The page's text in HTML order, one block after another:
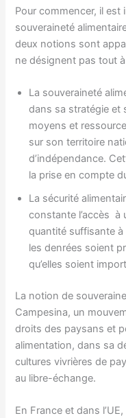
Pour commencer, il
souveraineté
deux notions sont
ne désignent pas tout
La souveraineté
dans sa stratégie et
moyens et
sur son territoire
d’indépendance.
la prise en compte
La sécurité
constante l’accès à
quantité suffisante
les denrées soient
qu’elles soient
La notion de
Campesina, un
droits des paysans et
alimentation, dans sa
cultures vivrières de
au libre-échange.
En France et dans